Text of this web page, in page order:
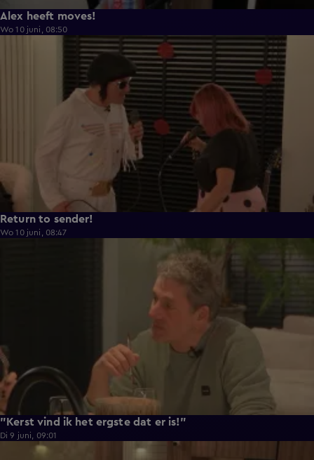
Alex heeft moves!
Wo 10 juni, 08:50
Return to sender!
Wo 10 juni, 08:47
"Kerst vind ik het ergste dat er is!"
Di 9 juni, 09:01